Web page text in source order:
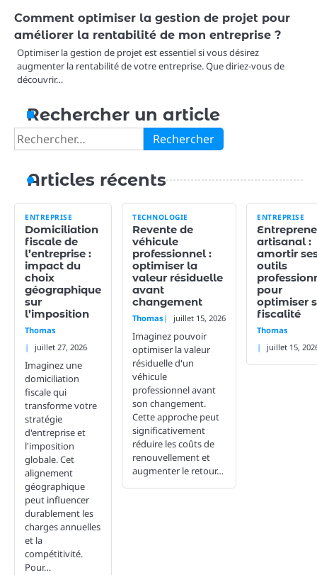
Comment optimiser la gestion de projet pour
améliorer la rentabilité de mon entreprise ?
Optimiser la gestion de projet est essentiel si vous désirez
augmenter la rentabilité de votre entreprise. Que diriez-vous de
découvrir…
Rechercher un article
Rechercher :
Articles récents
ENTREPRISE
Domiciliation
fiscale de
l’entreprise :
impact du
choix
géographique
sur
l’imposition
Thomas
juillet 27, 2026
Imaginez une
domiciliation
fiscale qui
transforme votre
stratégie
d'entreprise et
l'imposition
globale. Cet
alignement
géographique
peut influencer
durablement les
charges annuelles
et la
compétitivité.
Pour…
TECHNOLOGIE
Revente de
véhicule
professionnel :
optimiser la
valeur résiduelle
avant
changement
Thomas juillet 15, 2026
Imaginez pouvoir
optimiser la valeur
résiduelle d'un
véhicule
professionnel avant
son changement.
Cette approche peut
significativement
réduire les coûts de
renouvellement et
augmenter le retour…
ENTREPRISE
artisanal :
amortir
outils
pour
optimiser
fiscalité
Thomas
juillet 15,